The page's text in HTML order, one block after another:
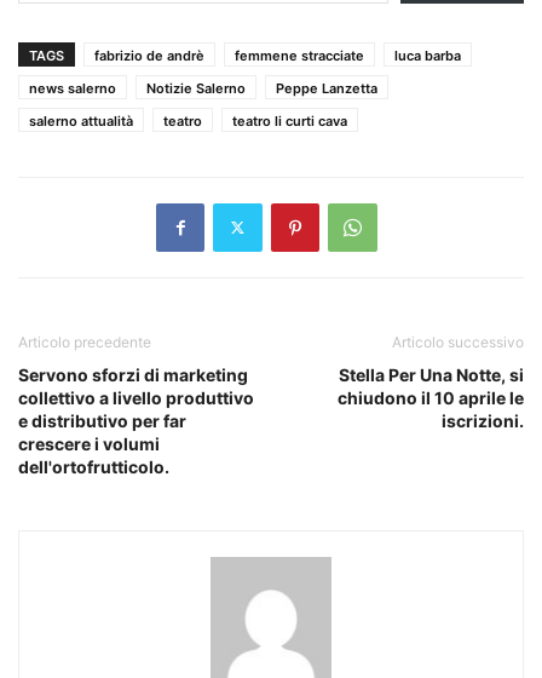
TAGS fabrizio de andrè femmene stracciate
luca barba
news salerno
Notizie Salerno
Peppe Lanzetta
salerno attualità
teatro teatro li curti cava
Articolo precedente
Servono sforzi di marketing
collettivo a livello produttivo
e distributivo per far
crescere i volumi
dell'ortofrutticolo.
Articolo successivo
Stella Per Una Notte, si
chiudono il 10 aprile le
iscrizioni.